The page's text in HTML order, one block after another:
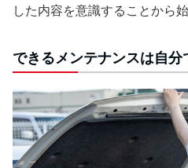
した内容を意識することから
できるメンテナンスは自分